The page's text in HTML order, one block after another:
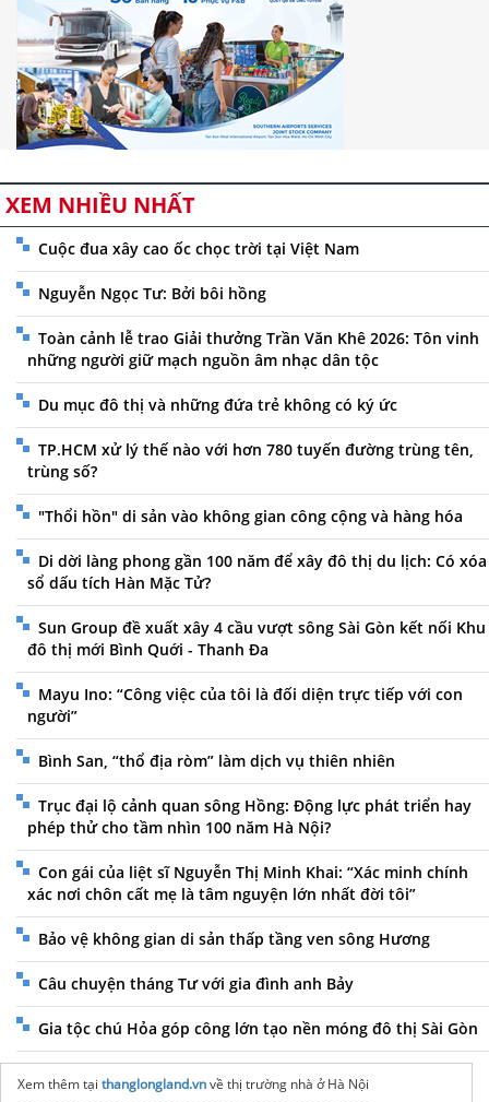
XEM NHIỀU NHẤT
Cuộc đua xây cao ốc chọc trời tại Việt Nam
Nguyễn Ngọc Tư: Bởi bôi hồng
Toàn cảnh lễ trao Giải thưởng Trần Văn Khê 2026: Tôn vinh
những người giữ mạch nguồn âm nhạc dân tộc
Du mục đô thị và những đứa trẻ không có ký ức
TP.HCM xử lý thế nào với hơn 780 tuyến đường trùng tên,
trùng số?
"Thổi hồn" di sản vào không gian công cộng và hàng hóa
Di dời làng phong gần 100 năm để xây đô thị du lịch: Có xóa
sổ dấu tích Hàn Mặc Tử?
Sun Group đề xuất xây 4 cầu vượt sông Sài Gòn kết nối Khu
đô thị mới Bình Quới - Thanh Đa
Mayu Ino: “Công việc của tôi là đối diện trực tiếp với con
người”
Bình San, “thổ địa ròm” làm dịch vụ thiên nhiên
Trục đại lộ cảnh quan sông Hồng: Động lực phát triển hay
phép thử cho tầm nhìn 100 năm Hà Nội?
Con gái của liệt sĩ Nguyễn Thị Minh Khai: “Xác minh chính
xác nơi chôn cất mẹ là tâm nguyện lớn nhất đời tôi”
Bảo vệ không gian di sản thấp tầng ven sông Hương
Câu chuyện tháng Tư với gia đình anh Bảy
Gia tộc chú Hỏa góp công lớn tạo nền móng đô thị Sài Gòn
Xem thêm tại thanglongland.vnvề thị trường nhà ở Hà Nội